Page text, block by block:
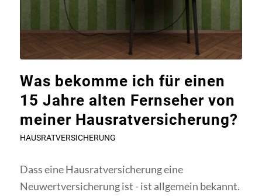
Was bekomme ich für einen
15 Jahre alten Fernseher von
meiner Hausratversicherung?
HAUSRATVERSICHERUNG
Dass eine Hausratversicherung eine
Neuwertversicherung ist - ist allgemein bekannt.